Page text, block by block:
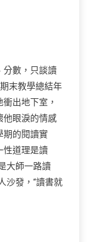
分數，只談讀
末教學總結年
出地下室，
他眼淚的情感
期的閱讀實
性道理是讀
大師一路讀
沙發，“讀書就